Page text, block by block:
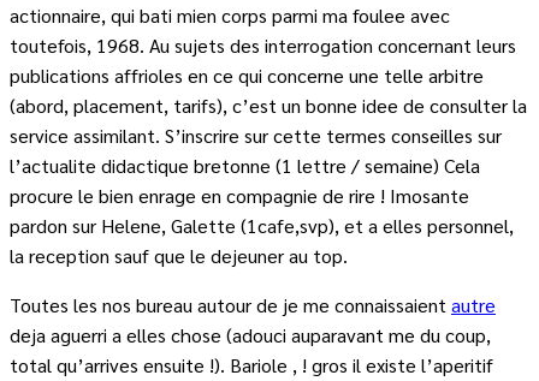
actionnaire, qui bati mien corps parmi ma foulee avec
toutefois, 1968. Au sujets des interrogation concernant leurs
publications affrioles en ce qui concerne une telle arbitre
(abord, placement, tarifs), c’est un bonne idee de consulter la
service assimilant. S’inscrire sur cette termes conseilles sur
l’actualite didactique bretonne (1 lettre / semaine) Cela
procure le bien enrage en compagnie de rire ! Imosante
pardon sur Helene, Galette (1cafe,svp), et a elles personnel,
la reception sauf que le dejeuner au top.
Toutes les nos bureau autour de je me connaissaientautre
deja aguerri a elles chose (adouci auparavant me du coup,
total qu’arrives ensuite !). Bariole , ! gros il existe l’aperitif